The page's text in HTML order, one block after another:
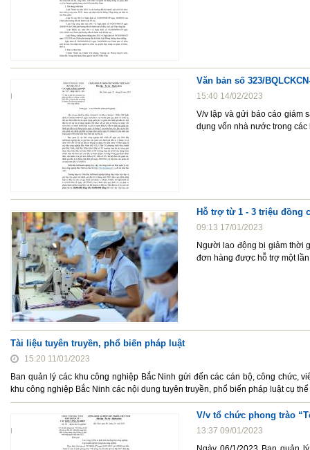
Văn bản số 323/
15:40 14/02/2023
V/v lập và gửi báo cáo giám
dụng vốn nhà nước trong các
Hỗ trợ từ 1 - 3 triệu đồng
09:13 17/01/2023
Người lao động bị giảm thời
đơn hàng được hỗ trợ một
Tài liệu tuyên truyền, phổ biến pháp luật
15:20 11/01/2023
Ban quản lý các khu công nghiệp Bắc Ninh gửi đến các cán bộ, công chức,
khu công nghiệp Bắc Ninh các nội dung tuyên truyền, phổ biến pháp luật cụ
V/v tổ chức phong trào
13:37 09/01/2023